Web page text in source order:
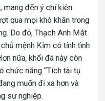
mang đến ý chí kiên
qua mọi khó khăn trong
Do đó, Thạch Anh Mắt
mệnh Kim có tính tình
nữa, khối đá này còn
chức năng “Tích tài tụ
muốn đi xa hơn và
sự nghiệp.